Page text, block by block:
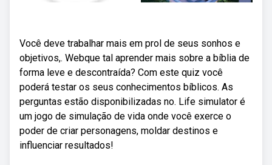
Você deve trabalhar mais em prol de seus sonhos e
objetivos,. Webque tal aprender mais sobre a bíblia de
forma leve e descontraída? Com este quiz você
poderá testar os seus conhecimentos bíblicos. As
perguntas estão disponibilizadas no. Life simulator é
um jogo de simulação de vida onde você exerce o
poder de criar personagens, moldar destinos e
influenciar resultados!